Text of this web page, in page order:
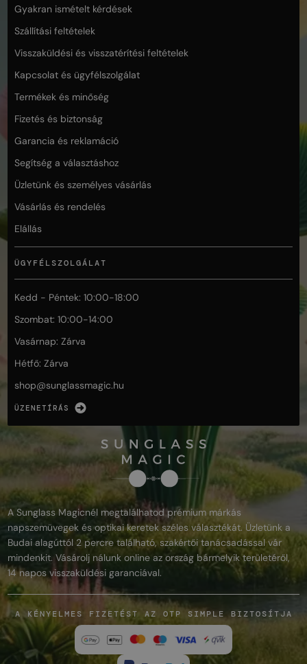
Gyakran ismételt kérdések
Szállítási feltételek
Visszaküldési és visszatérítési feltételek
Kapcsolat és ügyfélszolgálat
Termékek és minőség
Fizetés és biztonság
Garancia és reklamáció
Segítség a választáshoz
Üzletünk és személyes vásárlás
Vásárlás és rendelés
Elállás
ÜGYFÉLSZOLGÁLAT
Kedd - Péntek: 10:00-18:00
Szombat: 10:00-14:00
Vasárnap: Zárva
Hétfő: Zárva
shop@sunglassmagic.hu
ÜZENETÍRÁS
A Sunglass Magicnél megtalálhatod prémium márkás
napszemüvegek és optikai keretek széles választékát. Üzletünk a
Budai alagúttól 2 percre található, szakértői tanácsadással vár
mindenkit. Vásárolj nálunk online az ország bármelyik területéről,
14 napos visszaküldési garanciával.
A KÉNYELMES FIZETÉST AZ OTP SIMPLE BIZTOSÍTJA